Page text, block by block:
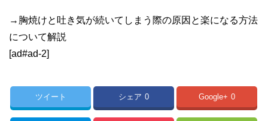
→胸焼けと吐き気が続いてしまう際の原因と楽になる方法
について解説
[ad#ad-2]
ツイート シェア 0 Google+ 0